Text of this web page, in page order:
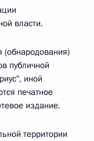
власти.
(обнародования)
публичной
иной
печатное
издание.
территории